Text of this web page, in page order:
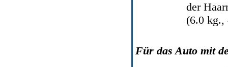
der
(6.0 kg.,
Für das Auto mit